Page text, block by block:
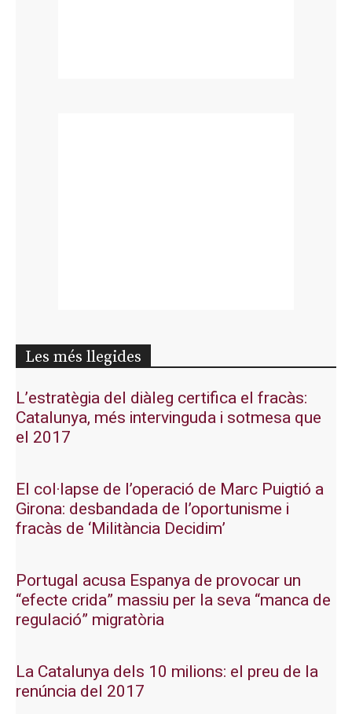
Les més llegides
L’estratègia del diàleg certifica el fracàs:
Catalunya, més intervinguda i sotmesa que
el 2017
El col·lapse de l’operació de Marc Puigtió a
Girona: desbandada de l’oportunisme i
fracàs de ‘Militància Decidim’
Portugal acusa Espanya de provocar un
“efecte crida” massiu per la seva “manca de
regulació” migratòria
La Catalunya dels 10 milions: el preu de la
renúncia del 2017